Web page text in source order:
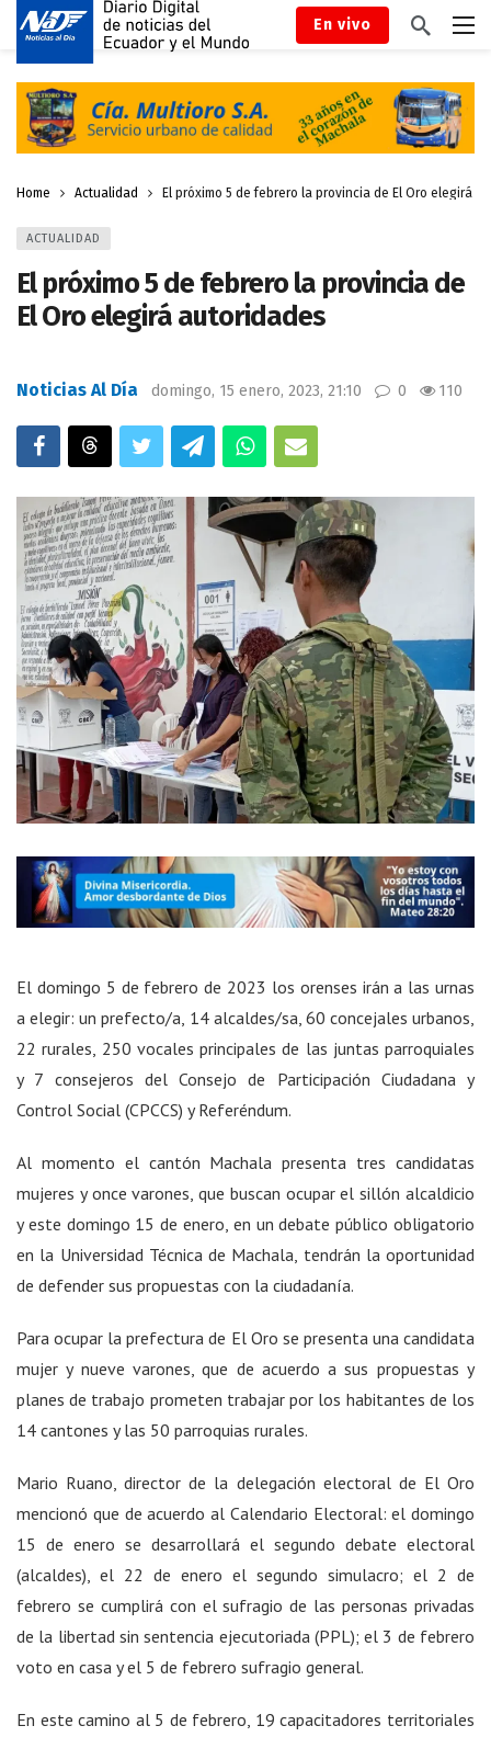
En vivo
Home Actualidad El próximo 5 de febrero la provincia de El Oro elegirá
ACTUALIDAD
El próximo 5 de febrero la provincia de
El Oro elegirá autoridades
Noticias Al Día domingo, 15 enero, 2023, 21:10 0 110
El domingo 5 de febrero de 2023 los orenses irán a las urnas
a elegir: un prefecto/a, 14 alcaldes/sa, 60 concejales urbanos,
22 rurales, 250 vocales principales de las juntas parroquiales
y 7 consejeros del Consejo de Participación Ciudadana y
Control Social (CPCCS) y Referéndum.
Al momento el cantón Machala presenta tres candidatas
mujeres y once varones, que buscan ocupar el sillón alcaldicio
y este domingo 15 de enero, en un debate público obligatorio
en la Universidad Técnica de Machala, tendrán la oportunidad
de defender sus propuestas con la ciudadanía.
Para ocupar la prefectura de El Oro se presenta una candidata
mujer y nueve varones, que de acuerdo a sus propuestas y
planes de trabajo prometen trabajar por los habitantes de los
14 cantones y las 50 parroquias rurales.
Mario Ruano, director de la delegación electoral de El Oro
mencionó que de acuerdo al Calendario Electoral: el domingo
15 de enero se desarrollará el segundo debate electoral
(alcaldes), el 22 de enero el segundo simulacro; el 2 de
febrero se cumplirá con el sufragio de las personas privadas
de la libertad sin sentencia ejecutoriada (PPL); el 3 de febrero
voto en casa y el 5 de febrero sufragio general.
En este camino al 5 de febrero, 19 capacitadores territoriales